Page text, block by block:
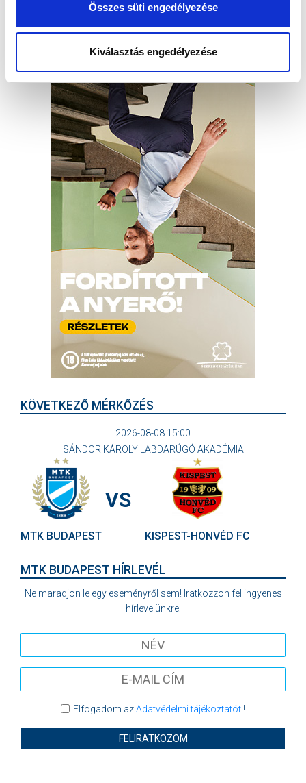
Összes süti engedélyezése
Kiválasztás engedélyezése
KÖVETKEZŐ MÉRKŐZÉS
2026-08-08 15:00
SÁNDOR KÁROLY LABDARÚGÓ AKADÉMIA
MTK BUDAPEST
VS
KISPEST-HONVÉD FC
MTK BUDAPEST HÍRLEVÉL
Ne maradjon le egy eseményről sem! Iratkozzon fel ingyenes
hírlevelünkre:
Elfogadom azAdatvédelmi tájékoztatót!
FELIRATKOZOM